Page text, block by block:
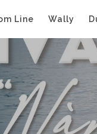
Line Wally